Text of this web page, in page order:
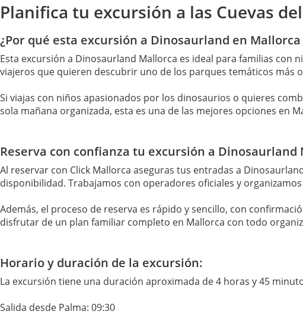
Planifica tu excursión a las Cuevas
¿Por qué esta excursión a Dinosaurland en
Esta excursión a Dinosaurland Mallorca es ideal para familias
viajeros que quieren descubrir uno de los parques temáticos más
Si viajas con niños apasionados por los dinosaurios o quieres
sola mañana organizada, esta es una de las mejores opciones en
Reserva con confianza tu excursión a Dinosaurland
Al reservar con Click Mallorca aseguras tus entradas a
disponibilidad. Trabajamos con operadores oficiales y
Además, el proceso de reserva es rápido y sencillo, con
disfrutar de un plan familiar completo en Mallorca con todo
Horario y duración de la excursión:
La excursión tiene una duración aproximada de 4 horas y 45
Salida desde Palma: 09:30